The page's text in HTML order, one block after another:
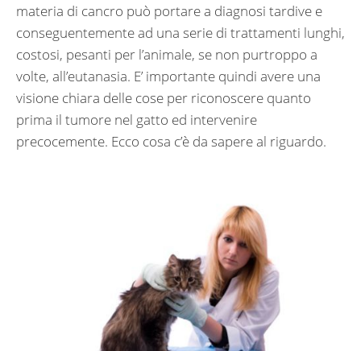
materia di cancro può portare a diagnosi tardive e
conseguentemente ad una serie di trattamenti lunghi,
costosi, pesanti per l’animale, se non purtroppo a
volte, all’eutanasia. E’ importante quindi avere una
visione chiara delle cose per riconoscere quanto
prima il tumore nel gatto ed intervenire
precocemente. Ecco cosa c’è da sapere al riguardo.